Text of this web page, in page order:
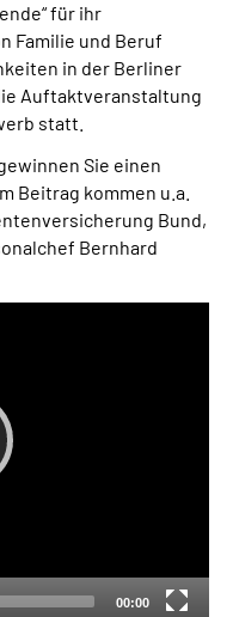
für ihr
Familie und Beruf
in der Berliner
Auftaktveranstaltung
statt.
Sie einen
Beitrag kommen u.a.
Bund,
Bernhard
00:00